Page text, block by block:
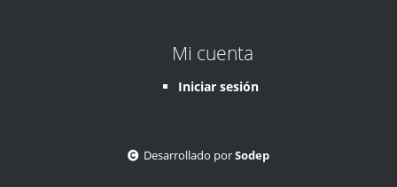
Mi cuenta
Iniciar sesión
Desarrollado porSodep